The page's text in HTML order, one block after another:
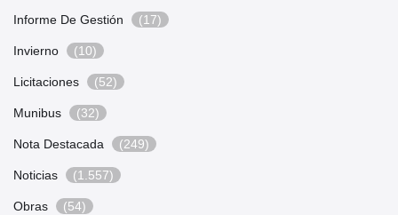
Informe De Gestión (17)
Invierno (10)
Licitaciones (52)
Munibus (32)
Nota Destacada (249)
Noticias (1.557)
Obras (54)